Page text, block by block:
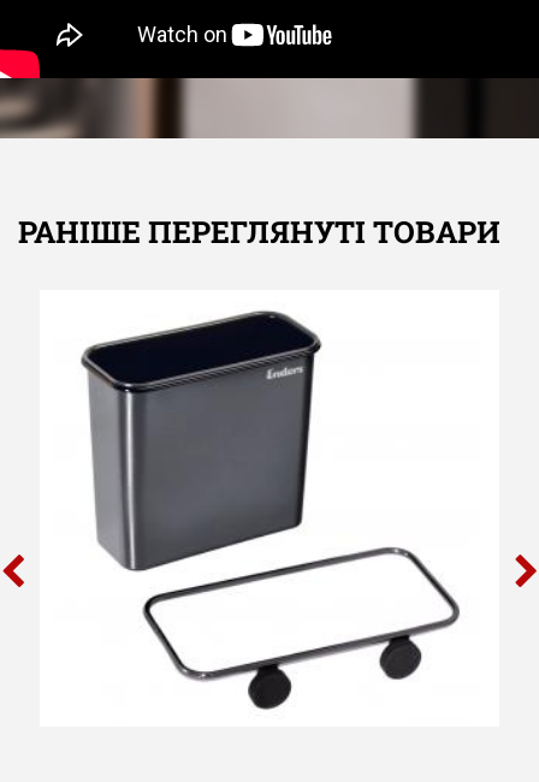
РАНІШЕ ПЕРЕГЛЯНУТІ ТОВАРИ